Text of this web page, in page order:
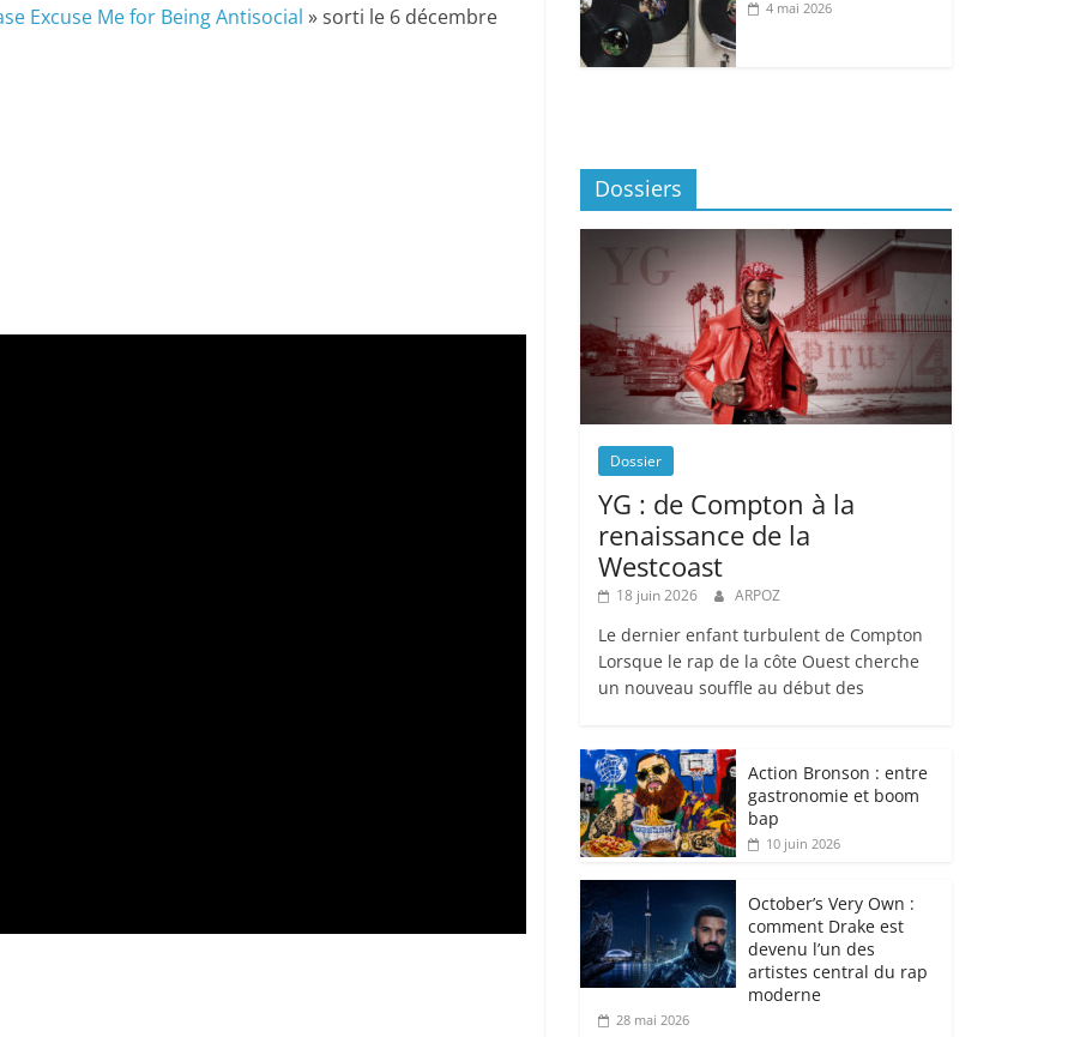
Excuse Me for Being Antisocial » sorti le 6 décembre
4 mai 2026
Dossiers
Dossier
YG : de Compton à la
renaissance de la
Westcoast
18 juin 2026 ARPOZ
Le dernier enfant turbulent de Compton
Lorsque le rap de la côte Ouest cherche
un nouveau souffle au début des
Action Bronson : entre
gastronomie et boom
bap
10 juin 2026
October’s Very Own :
comment Drake est
devenu l’un des
artistes central du rap
moderne
28 mai 2026